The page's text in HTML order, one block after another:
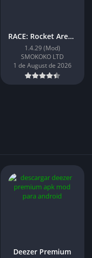
RACE: Rocket Arena Car Extreme
1.4.29 (Mod)
SMOKOKO LTD
1 de August de 2026
Deezer Premium